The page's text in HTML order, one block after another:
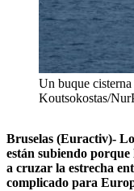
Un buque
Koutsokostas/
Bruselas (Euractiv)-
están subiendo porque
a cruzar la estrecha
complicado para